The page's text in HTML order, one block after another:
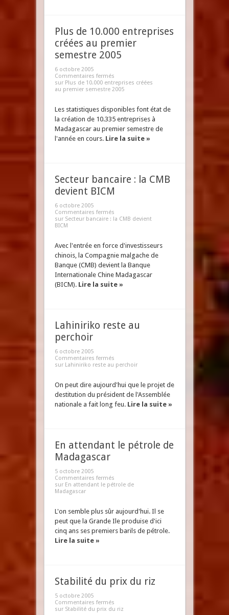
Plus de 10.000 entreprises
créées au premier
semestre 2005
6 octobre 2005
Commentaires fermés
sur Plus de 10.000 entreprises créées
au premier semestre 2005
Les statistiques disponibles font état de
la création de 10.335 entreprises à
Madagascar au premier semestre de
l'année en cours. Lire la suite »
Secteur bancaire : la CMB
devient BICM
6 octobre 2005
Commentaires fermés
sur Secteur bancaire : la CMB devient
BICM
Avec l'entrée en force d'investisseurs
chinois, la Compagnie malgache de
Banque (CMB) devient la Banque
Internationale Chine Madagascar
(BICM). Lire la suite »
Lahiniriko reste au
perchoir
6 octobre 2005
Commentaires fermés
sur Lahiniriko reste au perchoir
On peut dire aujourd'hui que le projet de
destitution du président de l'Assemblée
nationale a fait long feu. Lire la suite »
En attendant le pétrole de
Madagascar
5 octobre 2005
Commentaires fermés
sur En attendant le pétrole de
Madagascar
L'on semble plus sûr aujourd'hui. Il se
peut que la Grande Ile produise d'ici
cinq ans ses premiers barils de pétrole.
Lire la suite »
Stabilité du prix du riz
5 octobre 2005
Commentaires fermés
sur Stabilité du prix du riz